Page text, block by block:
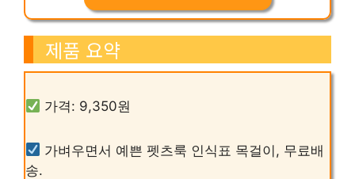
제품 요약
가격: 9,350원
가벼우면서 예쁜 펫츠룩 인식표 목걸이, 무료배
송.